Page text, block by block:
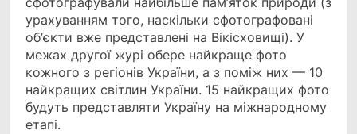
урахуванням того, наскільки сфотографовані
об’єкти вже представлені на Вікісховищі). У
межах другої журі обере найкраще фото
кожного з регіонів України, а з поміж них — 10
найкращих світлин України. 15 найкращих фото
будуть представляти Україну на міжнародному
етапі.